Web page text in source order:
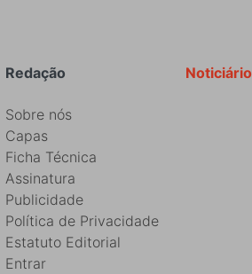
Noticiário
Redação
Sobre nós
Capas
Ficha Técnica
Assinatura
Publicidade
Política de Privacidade
Estatuto Editorial
Entrar